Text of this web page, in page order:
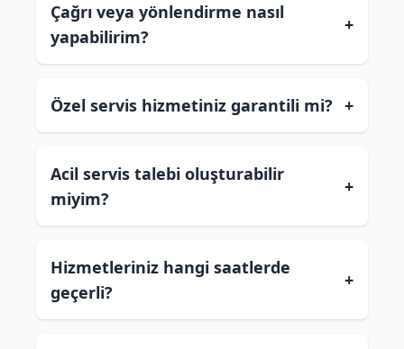
Çağrı veya yönlendirme nasıl
yapabilirim?
+
Özel servis hizmetiniz garantili mi? +
Acil servis talebi oluşturabilir
miyim?
+
Hizmetleriniz hangi saatlerde
geçerli?
+